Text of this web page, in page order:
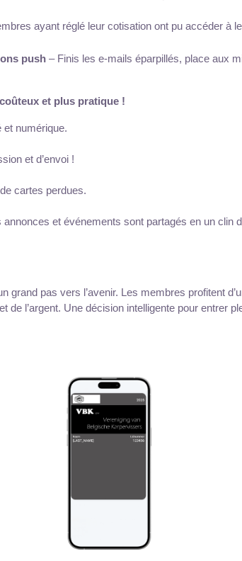
ayant réglé leur cotisation ont pu accéder à
push – Finis les e-mails éparpillés, place aux
et plus pratique !
et numérique.
et d’envoi !
cartes perdues.
annonces et événements sont partagés en un clin
grand pas vers l’avenir. Les membres profitent
de l’argent. Une décision intelligente pour entrer